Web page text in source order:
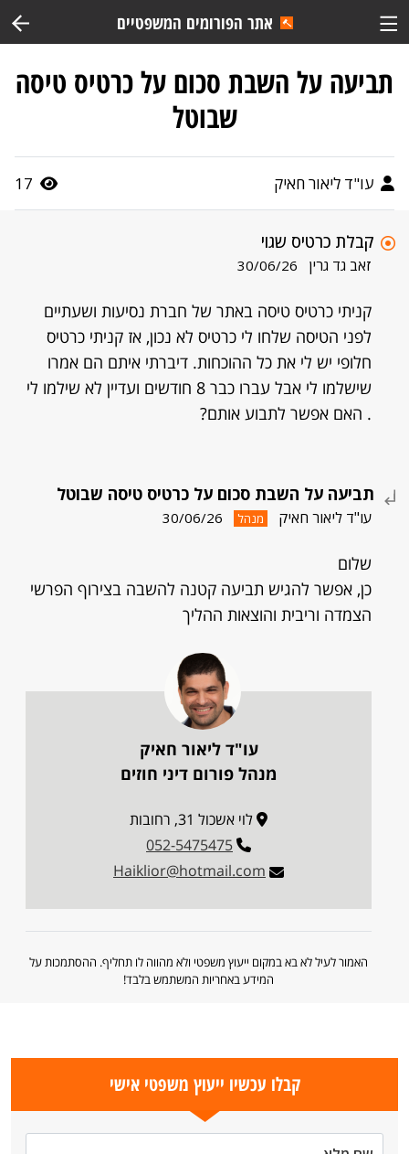
אתר הפורומים המשפטיים
תביעה על השבת סכום על כרטיס טיסה
שבוטל
עו"ד ליאור חאיק 17
קבלת כרטיס שגוי
זאב גד גרין 30/06/26
קניתי כרטיס טיסה באתר של חברת נסיעות ושעתיים
לפני הטיסה שלחו לי כרטיס לא נכון, אז קניתי כרטיס
חלופי יש לי את כל ההוכחות. דיברתי איתם הם אמרו
שישלמו לי אבל עברו כבר 8 חודשים ועדיין לא שילמו לי
. האם אפשר לתבוע אותם?
תביעה על השבת סכום על כרטיס טיסה שבוטל
עו"ד ליאור חאיק מנהל 30/06/26
שלום
כן, אפשר להגיש תביעה קטנה להשבה בצירוף הפרשי
הצמדה וריבית והוצאות ההליך
עו"ד ליאור חאיק
מנהל פורום דיני חוזים
לוי אשכול 31, רחובות
052-5475475
Haiklior@hotmail.com
האמור לעיל לא בא במקום ייעוץ משפטי ולא מהווה לו תחליף. ההסתמכות על
המידע באחריות המשתמש בלבד!
קבלו עכשיו ייעוץ משפטי אישי